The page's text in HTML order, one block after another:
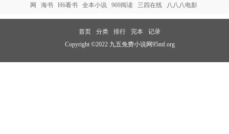
网
海书 H6看书 全本小说 969阅读 三四在线 八八八电影
首页 分类 排行 完本
记录
Copyright ©2022 九五免费小说网95mf.org